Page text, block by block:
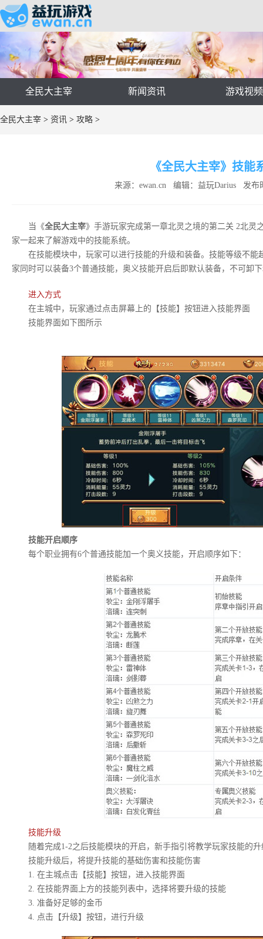
全民大主宰 新闻资讯 游戏视频
全民大主宰 > 资讯 > 攻略 >
《全民大主宰》技能
来源：ewan.cn 编辑：益玩Darius 发布
当《全民大主宰》手游玩家完成第一章北灵之境的第二关 2北灵
家一起来了解游戏中的技能系统。
在技能模块中，玩家可以进行技能的升级和装备。技能等级不能
家同时可以装备3个普通技能，奥义技能开启后即默认装备，不可卸
进入方式
在主城中，玩家通过点击屏幕上的【技能】按钮进入技能界面
技能界面如下图所示
技能开启顺序
每个职业拥有6个普通技能加一个奥义技能，开启顺序如下：
技能升级
随着完成1-2之后技能模块的开启，新手指引将教学玩家技能的升
技能升级后，将提升技能的基础伤害和技能伤害
1. 在主城点击【技能】按钮，进入技能界面
2. 在技能界面上方的技能列表中，选择将要升级的技能
3. 准备好足够的金币
4. 点击【升级】按钮，进行升级